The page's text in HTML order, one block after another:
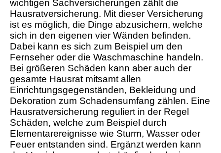
wichtigen Sachversicherungen zählt die
Hausratversicherung. Mit dieser Versicherung
ist es möglich, die Dinge abzusichern, welche
sich in den eigenen vier Wänden befinden.
Dabei kann es sich zum Beispiel um den
Fernseher oder die Waschmaschine handeln.
Bei größeren Schäden kann aber auch der
gesamte Hausrat mitsamt allen
Einrichtungsgegenständen, Bekleidung und
Dekoration zum Schadensumfang zählen. Eine
Hausratversicherung reguliert in der Regel
Schäden, welche zum Beispiel durch
Elementarereignisse wie Sturm, Wasser oder
Feuer entstanden sind. Ergänzt werden kann